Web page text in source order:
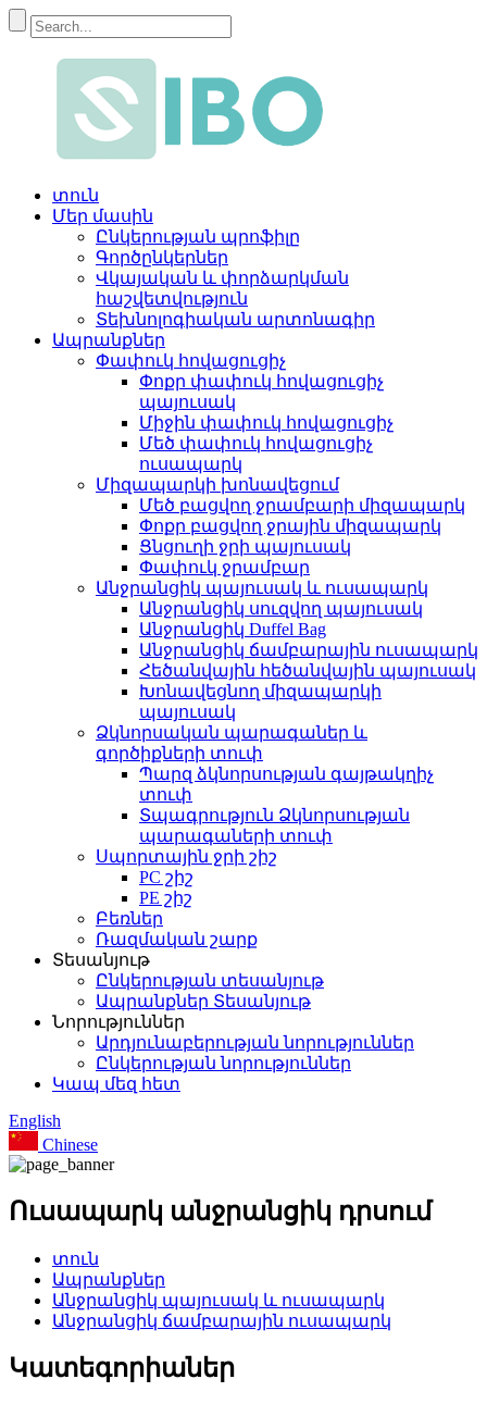
տուն
Մեր մասին
Ընկերության պրոֆիլը
Գործընկերներ
Վկայական և փորձարկման
հաշվետվություն
Տեխնոլոգիական արտոնագիր
Ապրանքներ
Փափուկ հովացուցիչ
Փոքր փափուկ հովացուցիչ
պայուսակ
Միջին փափուկ հովացուցիչ
Մեծ փափուկ հովացուցիչ
ուսապարկ
Միզապարկի խոնավեցում
Մեծ բացվող ջրամբարի միզապարկ
Փոքր բացվող ջրային միզապարկ
Ցնցուղի ջրի պայուսակ
Փափուկ ջրամբար
Անջրանցիկ պայուսակ և ուսապարկ
Անջրանցիկ սուզվող պայուսակ
Անջրանցիկ Duffel Bag
Անջրանցիկ ճամբարային ուսապարկ
Հեծանվային հեծանվային պայուսակ
Խոնավեցնող միզապարկի
պայուսակ
Ձկնորսական պարագաներ և
գործիքների տուփ
Պարզ ձկնորսության գայթակղիչ
տուփ
Տպագրություն Ձկնորսության
պարագաների տուփ
Սպորտային ջրի շիշ
PC շիշ
PE շիշ
Բեռներ
Ռազմական շարք
Տեսանյութ
Ընկերության տեսանյութ
Ապրանքներ Տեսանյութ
Նորություններ
Արդյունաբերության նորություններ
Ընկերության նորություններ
Կապ մեզ հետ
English
Chinese
Ուսապարկ անջրանցիկ դրսում
տուն
Ապրանքներ
Անջրանցիկ պայուսակ և ուսապարկ
Անջրանցիկ ճամբարային ուսապարկ
Կատեգորիաներ